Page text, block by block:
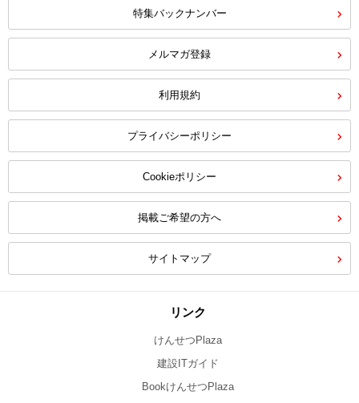
特集バックナンバー
メルマガ登録
利用規約
プライバシーポリシー
Cookieポリシー
掲載ご希望の方へ
サイトマップ
リンク
けんせつPlaza
建設ITガイド
BookけんせつPlaza